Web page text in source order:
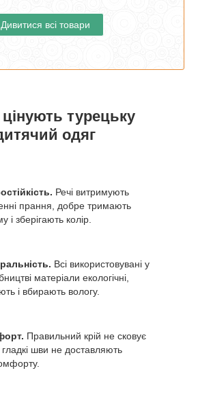
Дивитися всі товари
турецьку
одяг
Речі витримують
прання, добре тримають
і зберігають колір.
Всі використовувані у
матеріали екологічні,
і вбирають вологу.
Правильний крій не сковує
гладкі шви не доставляють